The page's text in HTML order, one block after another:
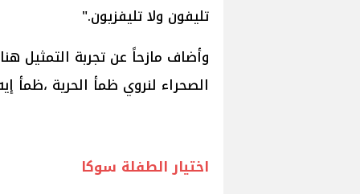
تليفون ولا تليفزيون."
وأضاف مازحاً عن تجربة
الصحراء لنروي ظمأ الحرية ،ظمأ
اختيار الطفلة سوكا